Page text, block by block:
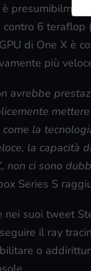
6
di One X è
più
avrebbe
la
la capacità
non ci sono
Series S
nei suoi tweet
il ray
o